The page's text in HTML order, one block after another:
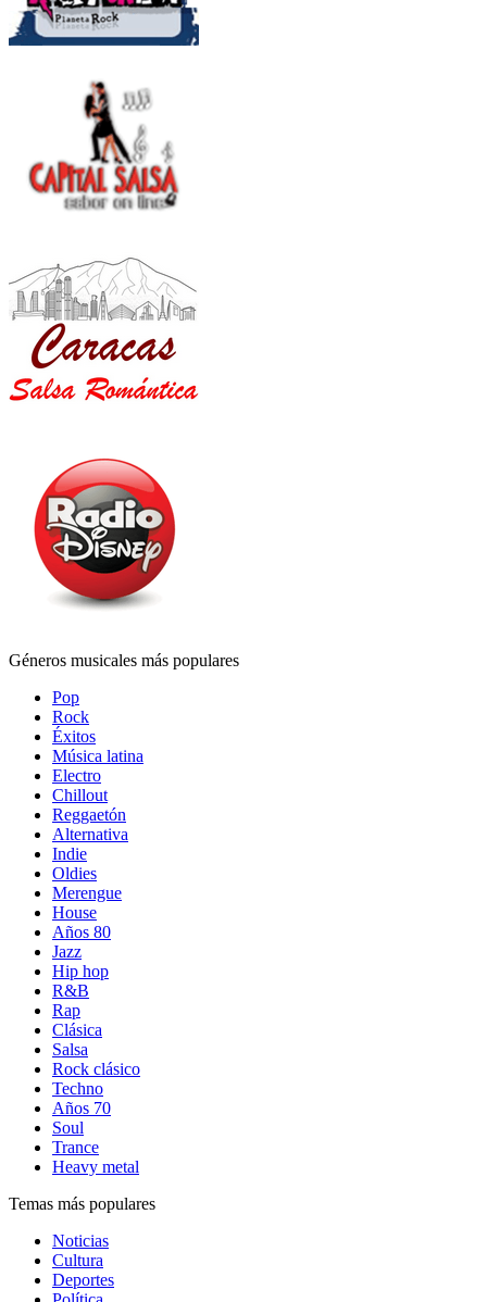
Géneros musicales más populares
Pop
Rock
Éxitos
Música latina
Electro
Chillout
Reggaetón
Alternativa
Indie
Oldies
Merengue
House
Años 80
Jazz
Hip hop
R&B
Rap
Clásica
Salsa
Rock clásico
Techno
Años 70
Soul
Trance
Heavy metal
Temas más populares
Noticias
Cultura
Deportes